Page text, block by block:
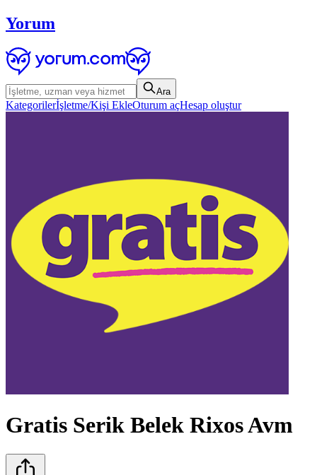
Yorum
Ara
Kategorilerİşletme/Kişi EkleOturum açHesap oluştur
Gratis Serik Belek Rixos Avm